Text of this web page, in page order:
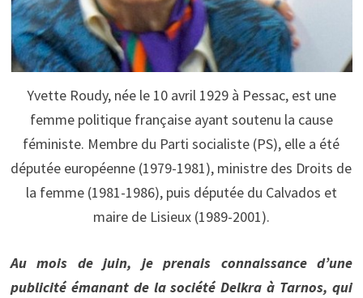
Yvette Roudy, née le 10 avril 1929 à Pessac, est une
femme politique française ayant soutenu la cause
féministe. Membre du Parti socialiste (PS), elle a été
députée européenne (1979-1981), ministre des Droits de
la femme (1981-1986), puis députée du Calvados et
maire de Lisieux (1989-2001).
Au mois de juin, je prenais connaissance d’une
publicité émanant de la société Delkra à Tarnos, qui